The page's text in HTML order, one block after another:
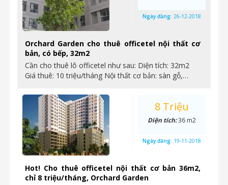
Orchard Garden cho thuê officetel nội thất cơ
bản, có bếp, 32m2
Cần cho thuê lô officetel như sau: Diện tích: 32m2
Giá thuê: 10 triệu/tháng Nội thất cơ bản: sàn gỗ,…
Ngày đăng: 26-12-2018
Hot! Cho thuê officetel nội thất cơ bản 36m2,
chỉ 8 triệu/tháng, Orchard Garden
8 Triệu
Diện tích:36 m2
Ngày đăng: 19-11-2018